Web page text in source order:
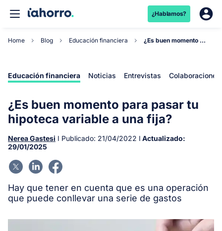
¿Hablamos?
Home Blog Educación financiera ¿Es buen momento para pasar tu hipoteca variable...
Educación financiera Noticias Entrevistas Colaboraciones
¿Es buen momento para pasar tu
hipoteca variable a una fija?
Nerea Gastesi I Publicado: 21/04/2022 I Actualizado:
29/01/2025
Hay que tener en cuenta que es una operación
que puede conllevar una serie de gastos